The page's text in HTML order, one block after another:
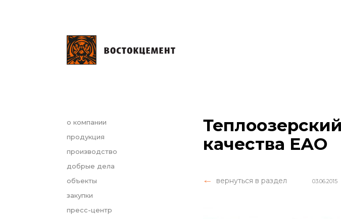
о компании
продукция
производство
добрые дела
объекты
закупки
пресс-центр
качества ЕАО
вернуться в раздел 03.06.2015